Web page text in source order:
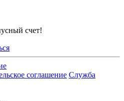
счет!
соглашение Служба